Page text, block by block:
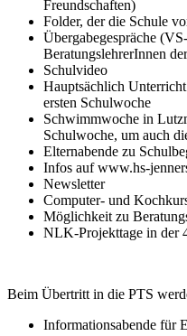
Freundschaften)
Folder, der die Schule
Übergabegespräche
BeratungslehrerInnen
Schulvideo
Hauptsächlich
ersten Schulwoche
Schwimmwoche in
Schulwoche, um auch
Elternabende zu
Infos auf www.hs-
Newsletter
Computer- und
Möglichkeit zu
NLK-Projekttage in der
Beim Übertritt in die PTS
Informationsabende für